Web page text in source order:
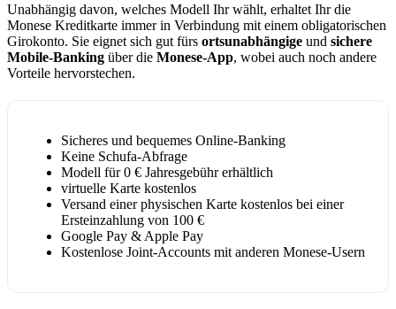
Unabhängig davon, welches Modell Ihr wählt, erhaltet Ihr die
Monese Kreditkarte immer in Verbindung mit einem obligatorischen
Girokonto. Sie eignet sich gut fürs ortsunabhängige und sichere
Mobile-Banking über die Monese-App, wobei auch noch andere
Vorteile hervorstechen.
Sicheres und bequemes Online-Banking
Keine Schufa-Abfrage
Modell für 0 € Jahresgebühr erhältlich
virtuelle Karte kostenlos
Versand einer physischen Karte kostenlos bei einer
Ersteinzahlung von 100 €
Google Pay & Apple Pay
Kostenlose Joint-Accounts mit anderen Monese-Usern